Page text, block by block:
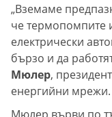
„Вземаме
че термопомпите
електрически
бързо и да
Мюлер,
енергийни мрежи.